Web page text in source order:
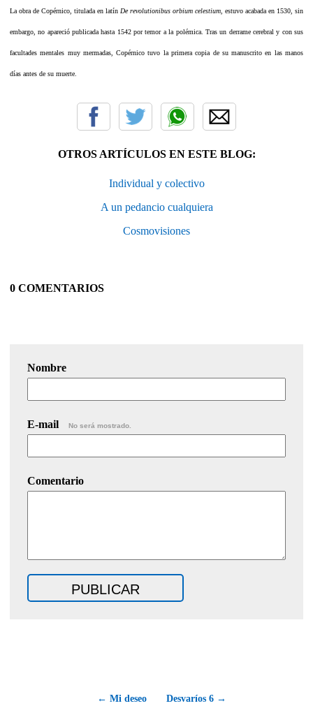
La obra de Copérnico, titulada en latín De revolutionibus orbium celestium , estuvo acabada en 1530, sin
embargo, no apareció publicada hasta 1542 por temor a la polémica. Tras un derrame cerebral y con sus
facultades mentales muy mermadas, Copérnico tuvo la primera copia de su manuscrito en las manos
días antes de su muerte.
OTROS ARTÍCULOS EN ESTE BLOG:
Individual y colectivo
A un pedancio cualquiera
Cosmovisiones
0 COMENTARIOS
Nombre
E-mail No será mostrado.
Comentario
← Mi deseo Desvaríos 6 →